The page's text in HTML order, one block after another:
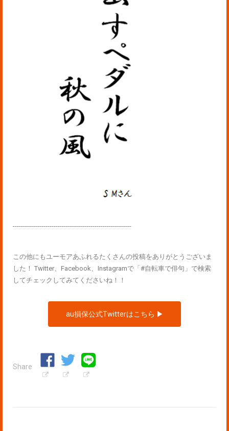
----------------------------------------------------------
この他にもユーモアあふれるたくさんの投稿をありがとうございま
した！ Twitter、Facebook、Instagramで「#自転車で俳句」で検索
してチェックしてみてくださいね！！
au損保公式Twitterはこちら ▶
Share